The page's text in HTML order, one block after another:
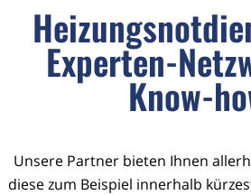
Experten-
Know-
Unsere Partner bieten Ihnen
diese zum Beispiel innerhalb